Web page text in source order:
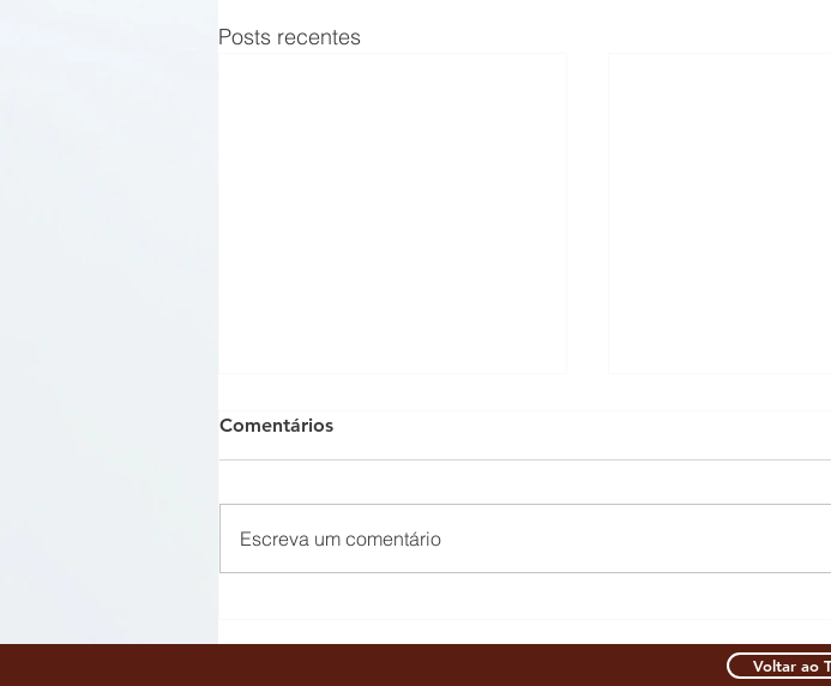
Posts recentes
de forma absoluta, acesso
votação em
para mudança de
Comentários
Escreva um comentário
Voltar ao